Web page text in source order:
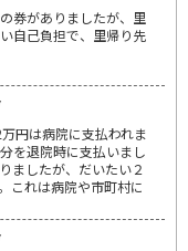
券がありましたが、里
自己負担で、里帰り先
円は病院に支払われま
を退院時に支払いまし
ましたが、だいたい２
これは病院や市町村に